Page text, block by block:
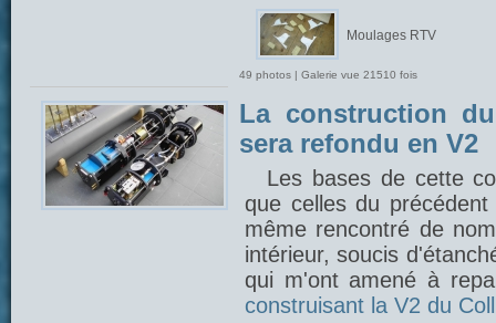
Moulages RTV
49 photos | Galerie vue 21510 fois
La construction
sera refondu en V2
Les bases de cette
que celles du
même rencontré de
intérieur, soucis
qui m'ont amené à
construisant la V2 du